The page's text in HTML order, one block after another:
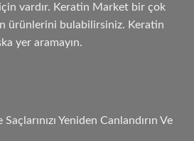
için vardır. Keratin Market bir çok
ürünlerini bulabilirsiniz. Keratin
yer aramayın.
Yeniden Canlandırın Ve